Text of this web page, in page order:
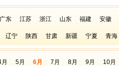
广东 江苏 浙江 山东 福建 安徽
辽宁 陕西 甘肃 新疆 宁夏 青海
5月 6月 7月 8月 9月 10月